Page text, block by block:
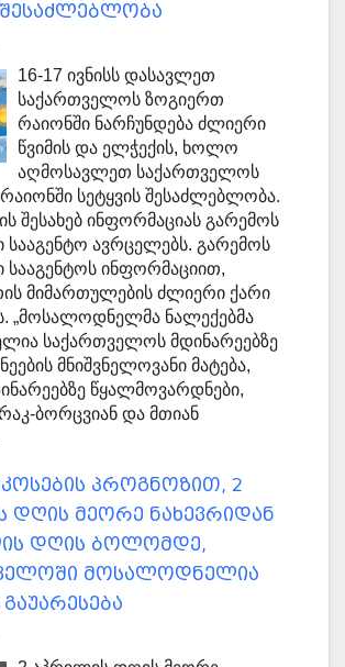
შესაძლებლობა
16-17 ივნისს დასავლეთ
საქართველოს ზოგიერთ
რაიონში ნარჩუნდება ძლიერი
წვიმის და ელჭექის, ხოლო
აღმოსავლეთ საქართველოს
სეტყვის შესაძლებლობა.
შესახებ ინფორმაციას გარემოს
ავრცელებს. გარემოს
ინფორმაციით,
მიმართულების ძლიერი ქარი
„მოსალოდნელმა ნალექებმა
საქართველოს მდინარეებზე
მნიშვნელოვანი მატება,
წყალმოვარდნები,
ბორცვიან და მთიან
პროგნოზით, 2
დღის მეორე ნახევრიდან
დღის ბოლომდე,
მოსალოდნელია